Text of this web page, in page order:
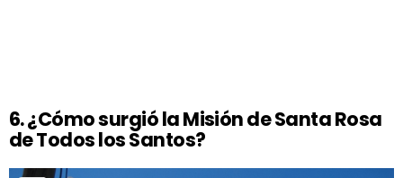
6. ¿Cómo surgió la Misión de Santa Rosa
de Todos los Santos?